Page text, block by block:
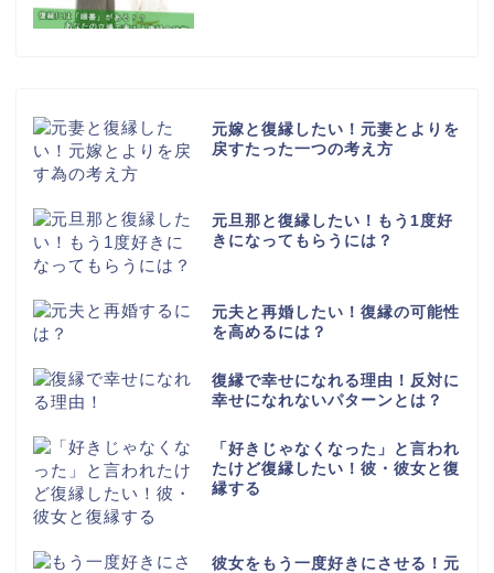
元嫁と復縁したい！元妻とよりを
戻すたった一つの考え方
元旦那と復縁したい！もう1度好
きになってもらうには？
元夫と再婚したい！復縁の可能性
を高めるには？
復縁で幸せになれる理由！反対に
幸せになれないパターンとは？
「好きじゃなくなった」と言われ
たけど復縁したい！彼・彼女と復
縁する
彼女をもう一度好きにさせる！元